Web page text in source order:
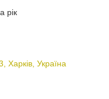
рік
Україна